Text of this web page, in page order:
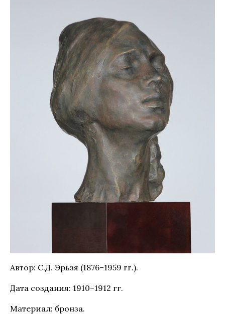
Автор: С.Д. Эрьзя (1876–1959 гг.).
Дата создания: 1910–1912 гг.
Материал: бронза.